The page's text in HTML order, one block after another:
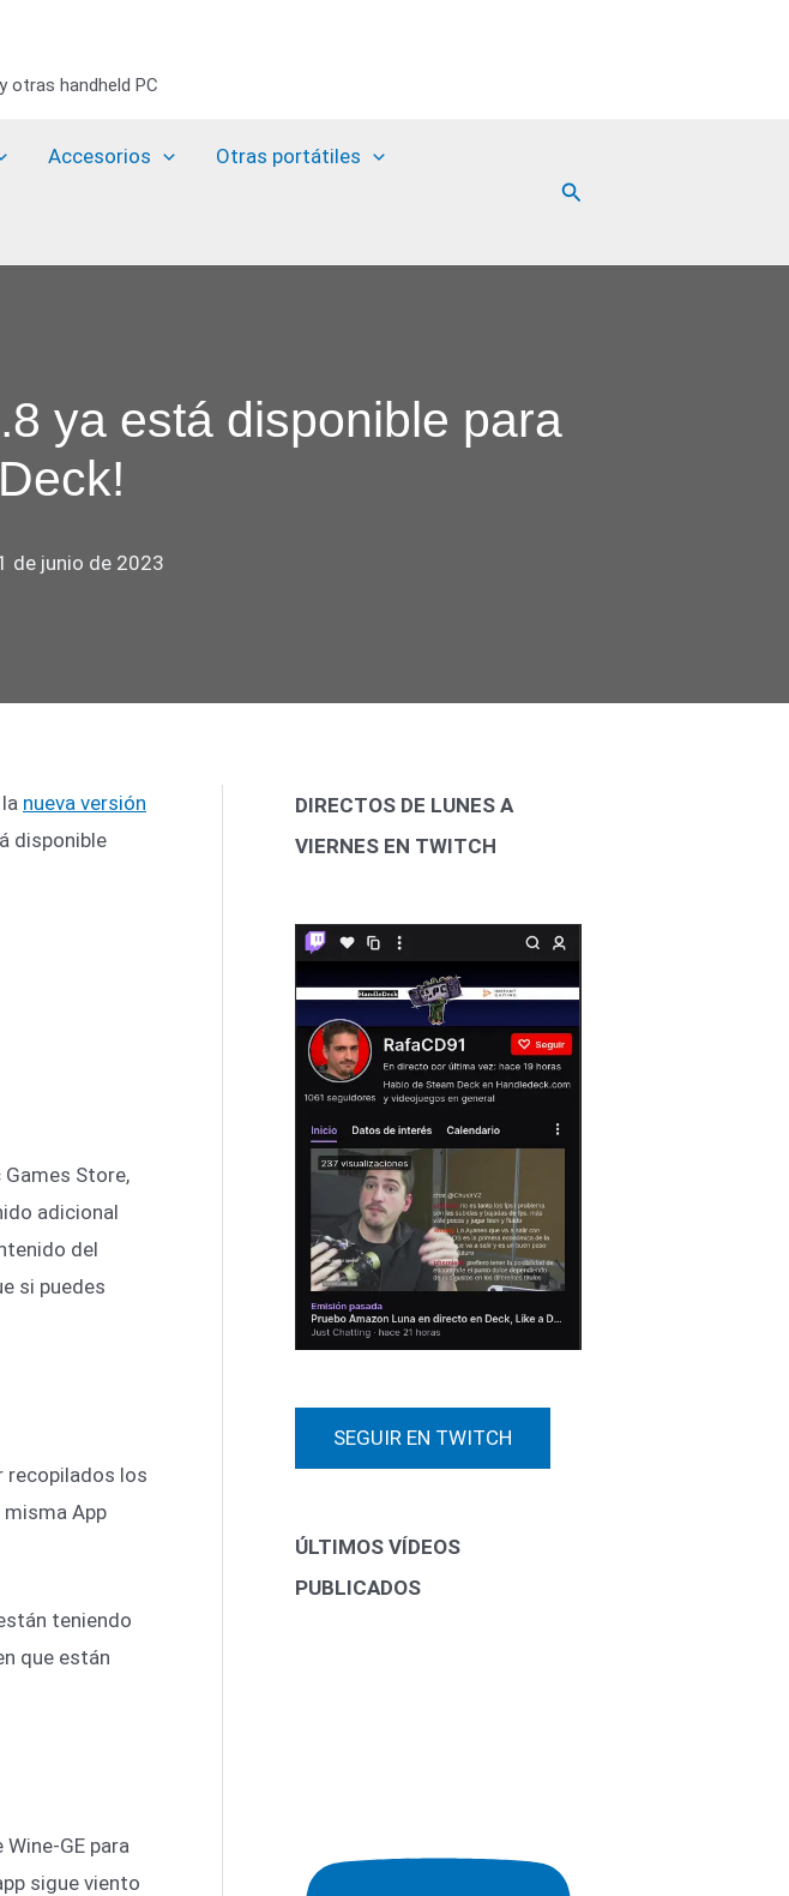
otras handheld PC
Accesorios Otras portátiles
Buscar
ya está disponible para
de junio de 2023
nueva versión
disponible
Store,
adicional
del
si puedes
recopilados los
App
teniendo
que están
GE para
sigue viento
DIRECTOS DE LUNES A
VIERNES EN TWITCH
SEGUIR EN TWITCH
ÚLTIMOS VÍDEOS
PUBLICADOS